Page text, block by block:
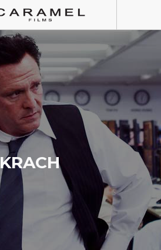
KRACH